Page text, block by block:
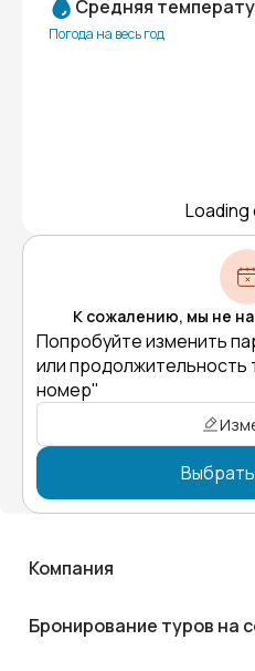
Средняя
Погода на весь год
Loading
К сожалению, мы не
Попробуйте изменить
или продолжительность
номер"
Компания
Бронирование туров на